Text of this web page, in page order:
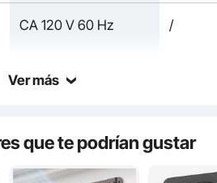
Fácil ajuste
CA 120 V 60 Hz /
Ver más
que te podrían gustar